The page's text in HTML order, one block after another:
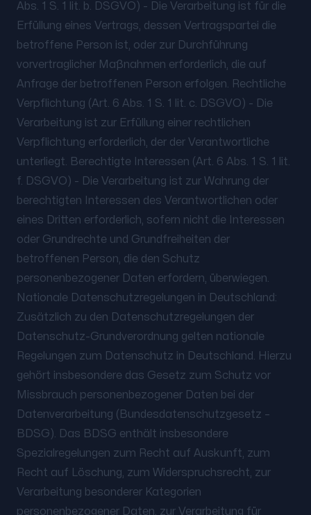
Abs. 1 S. 1 lit. b. DSGVO) - Die Verarbeitung ist für die
Erfüllung eines Vertrags, dessen Vertragspartei die
betroffene Person ist, oder zur Durchführung
vorvertraglicher Maßnahmen erforderlich, die auf
Anfrage der betroffenen Person erfolgen. Rechtliche
Verpflichtung (Art. 6 Abs. 1 S. 1 lit. c. DSGVO) - Die
Verarbeitung ist zur Erfüllung einer rechtlichen
Verpflichtung erforderlich, der der Verantwortliche
unterliegt. Berechtigte Interessen (Art. 6 Abs. 1 S. 1 lit.
f. DSGVO) - Die Verarbeitung ist zur Wahrung der
berechtigten Interessen des Verantwortlichen oder
eines Dritten erforderlich, sofern nicht die Interessen
oder Grundrechte und Grundfreiheiten der
betroffenen Person, die den Schutz
personenbezogener Daten erfordern, überwiegen.
Nationale Datenschutzregelungen in Deutschland:
Zusätzlich zu den Datenschutzregelungen der
Datenschutz-Grundverordnung gelten nationale
Regelungen zum Datenschutz in Deutschland. Hierzu
gehört insbesondere das Gesetz zum Schutz vor
Missbrauch personenbezogener Daten bei der
Datenverarbeitung (Bundesdatenschutzgesetz –
BDSG). Das BDSG enthält insbesondere
Spezialregelungen zum Recht auf Auskunft, zum
Recht auf Löschung, zum Widerspruchsrecht, zur
Verarbeitung besonderer Kategorien
personenbezogener Daten, zur Verarbeitung für